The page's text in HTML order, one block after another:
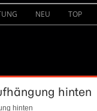
NEU TOP
hinten
hinten